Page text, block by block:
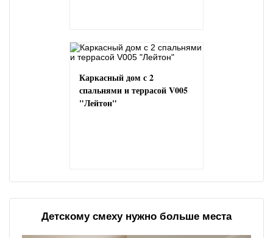
Каркасный дом с 2
спальнями и террасой V005
"Лейтон"
Детскому смеху нужно больше места